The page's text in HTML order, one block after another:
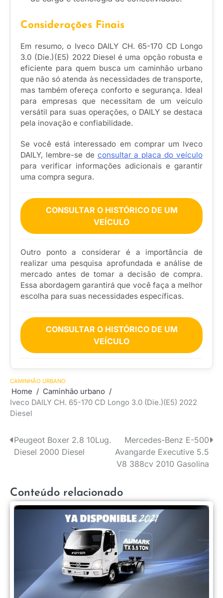
Considerações Finais
Em resumo, o Iveco DAILY CH. 65-170 CD Longo
3.0 (Die.)(E5) 2022 Diesel é uma opção robusta e
eficiente para quem busca um caminhão urbano
que não só atenda às necessidades de transporte,
mas também ofereça conforto e segurança. Ideal
para empresas que necessitam de um veículo
versátil para suas operações, o DAILY se destaca
pela inovação e confiabilidade.
Se você está interessado em comprar um Iveco
DAILY, lembre-se de consultar a placa do veículo
para verificar informações adicionais e garantir
uma compra segura.
CONSULTAR O HISTÓRICO DE UM
VEÍCULO
Outro ponto a considerar é a importância de
realizar uma pesquisa aprofundada e análise de
mercado antes de tomar a decisão de compra.
Essa abordagem garantirá que você faça a melhor
escolha para suas necessidades específicas.
CONSULTAR O HISTÓRICO DE UM
VEÍCULO
CAMINHÃO URBANO
Home
Caminhão urbano
Iveco DAILY CH. 65-170 CD Longo 3.0 (Die.)(E5) 2022
Diesel
Navegação
Peugeot Boxer 2.8 10Lug.
Diesel 2000 Diesel
Mercedes-Benz E-500
Avangarde Executive 5.5
V8 388cv 2010 Gasolina
Conteúdo relacionado